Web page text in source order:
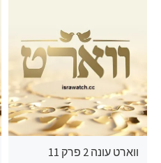
ווארט עונה 2 פרק 11